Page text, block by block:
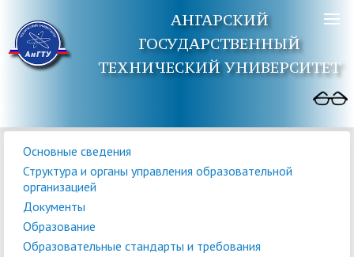
АНГАРСКИЙ
ГОСУДАРСТВЕННЫЙ
ТЕХНИЧЕСКИЙ УНИВЕРСИТЕТ
Основные сведения
Структура и органы управления образовательной
организацией
Документы
Образование
Образовательные стандарты и требования